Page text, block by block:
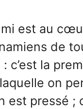
est au
de
c’est la
on
est pressé ;